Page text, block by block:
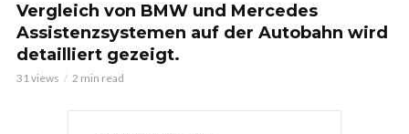
Vergleich von BMW und Mercedes
Assistenzsystemen auf der Autobahn wird
detailliert gezeigt.
31 views 2 min read